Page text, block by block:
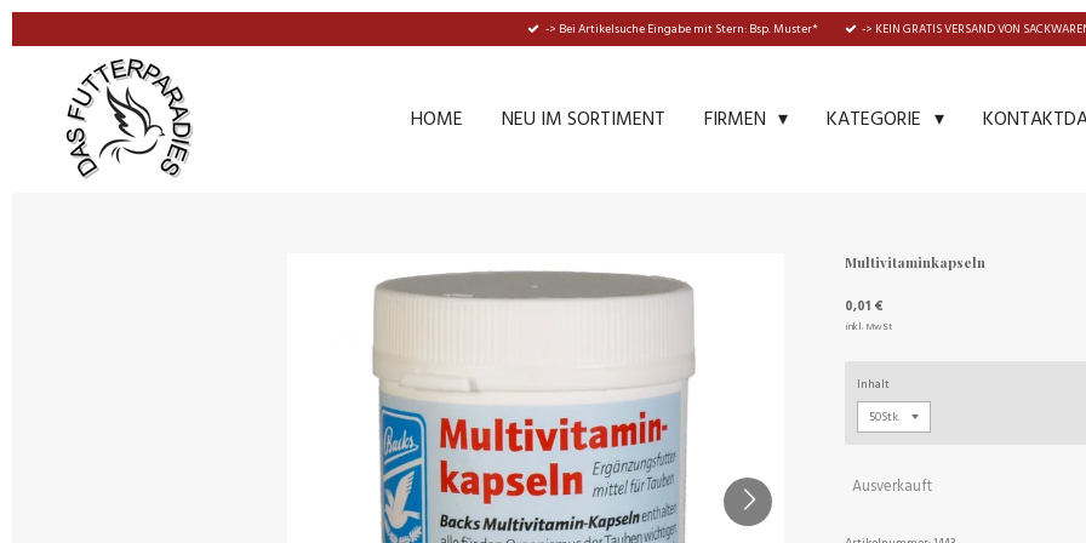
-> Bei Artikelsuche Eingabe mit Stern: Bsp. Muster* -> KEIN GRATIS VERSAND VON
HOME NEU IM SORTIMENT FIRMEN KATEGORIE
Multivitaminkapseln
0,01 €
inkl. MwSt
Inhalt
Ausverkauft